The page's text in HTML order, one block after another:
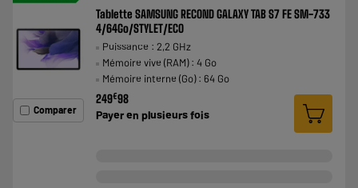
Comparer
Tablette SAMSUNG RECOND GALAXY TAB S7 FE SM-733
4/64Go/STYLET/ECO
Puissance : 2,2 GHz
Mémoire vive (RAM) : 4 Go
Mémoire interne (Go) : 64 Go
249€98
Payer en plusieurs fois